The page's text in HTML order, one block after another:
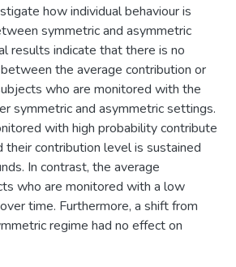
how individual behaviour is
symmetric and asymmetric
results indicate that there is no
the average contribution or
who are monitored with the
symmetric and asymmetric settings.
with high probability contribute
their contribution level is sustained
In contrast, the average
who are monitored with a low
time. Furthermore, a shift from
regime had no effect on